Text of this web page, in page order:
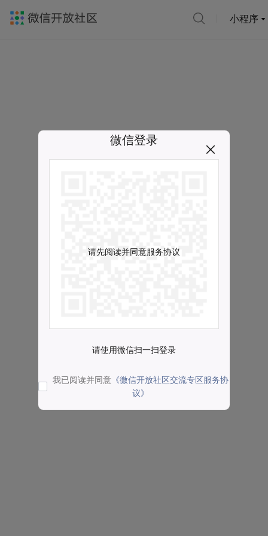
小程序
微信登录
请先阅读并同意服务协议
请使用微信扫一扫登录
我已阅读并同意 《微信开放社区交流专区服务协
议》